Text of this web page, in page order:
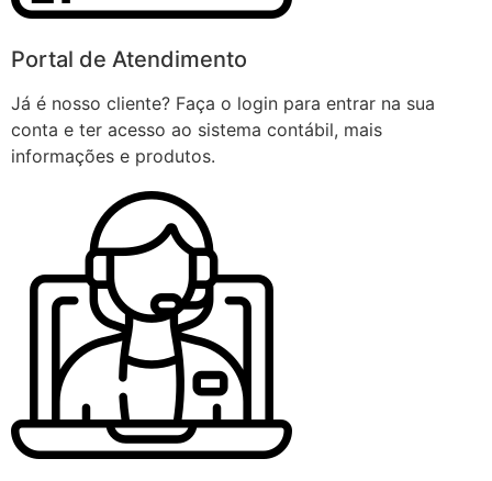
Portal de Atendimento
Já é nosso cliente? Faça o login para entrar na sua
conta e ter acesso ao sistema contábil, mais
informações e produtos.